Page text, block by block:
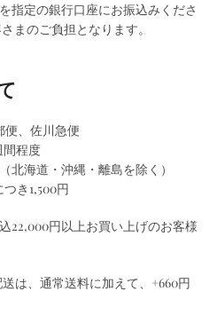
指定の銀行口座にお振込みくださ
まのご負担となります。
便、佐川急便
間程度
北海道・沖縄・離島を除く）
1,500円
22,000円以上お買い上げのお客様
は、通常送料に加えて、+660円